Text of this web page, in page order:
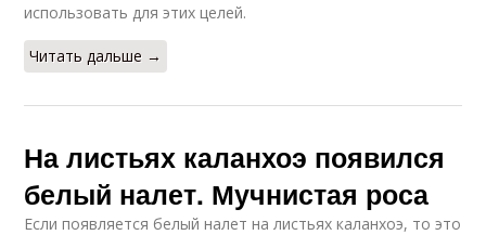
использовать для этих целей.
Читать дальше →
На листьях каланхоэ появился
белый налет. Мучнистая роса
Если появляется белый налет на листьях каланхоэ, то это